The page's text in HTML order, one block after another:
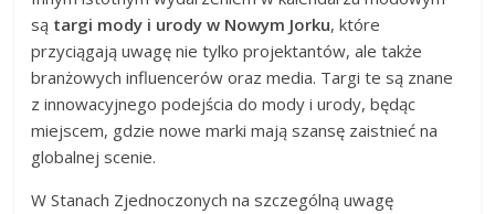
są targi mody i urody w Nowym Jorku, które
przyciągają uwagę nie tylko projektantów, ale także
branżowych influencerów oraz media. Targi te są znane
z innowacyjnego podejścia do mody i urody, będąc
miejscem, gdzie nowe marki mają szansę zaistnieć na
globalnej scenie.
W Stanach Zjednoczonych na szczególną uwagę